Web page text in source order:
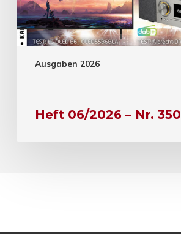
Ausgaben 2026
Heft 06/2026 – Nr. 350